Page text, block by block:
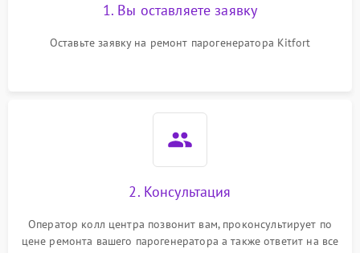
Не подает пар 1800 ₽ Подробнее →
1. Вы оставляете заявку
Оставьте заявку на ремонт парогенератора Kitfort
2. Консультация
Оператор колл центра позвонит вам, проконсультирует по
цене ремонта вашего парогенератора а также ответит на все